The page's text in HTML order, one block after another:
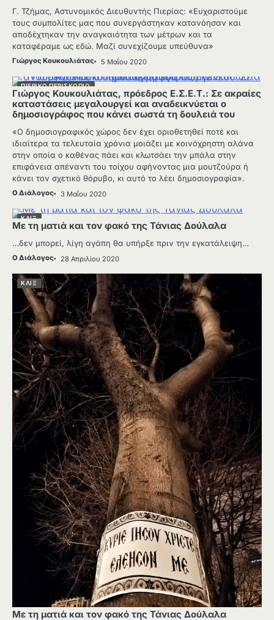
Γ. Τζήμας, Αστυνομικός Διευθυντής Πιερίας: «Ευχαριστούμε
τους συμπολίτες μας που συνεργάστηκαν κατανόησαν και
αποδέχτηκαν την αναγκαιότητα των μέτρων και τα
καταφέραμε ως εδώ. Μαζί συνεχίζουμε υπεύθυνα»
Γιώργος Κουκουλιάτας 5 Μαΐου 2020
ΠΙΕΡΙΚΌ ΠΕΡΙΣΚΌΠΙΟ
Γιώργος Κουκουλιάτας, πρόεδρος Ε.Σ.Ε.Τ.: Σε ακραίες
καταστάσεις μεγαλουργεί και αναδεικνύεται ο
δημοσιογράφος που κάνει σωστά τη δουλειά του
«Ο δημοσιογραφικός χώρος δεν έχει οριοθετηθεί ποτέ και
ιδιαίτερα τα τελευταία χρόνια μοιάζει με κοινόχρηστη αλάνα
στην οποία ο καθένας πάει και κλωτσάει την μπάλα στην
επιφάνεια απέναντι του τοίχου αφήνοντας μια μουτζούρα ή
κάνει τον σχετικό θόρυβο, κι αυτό το λέει δημοσιογραφία».
Ο Διάλογος 3 Μαΐου 2020
ΚΛΙΞ
Με τη ματιά και τον φακό της Τάνιας Δούλαλα
…δεν μπορεί, λίγη αγάπη θα υπήρξε πριν την εγκατάλειψη…
Ο Διάλογος 28 Απριλίου 2020
ΚΛΙΞ
Με τη ματιά και τον φακό της Τάνιας Δούλαλα